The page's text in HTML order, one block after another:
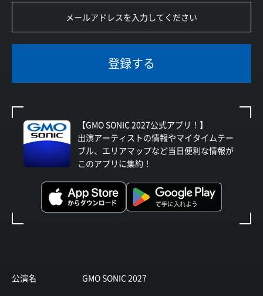
公演名 GMO SONIC 2027
登録する
【GMO SONIC 2027公式アプリ！】
出演アーティストの情報やマイタイムテー
ブル、エリアマップなど当日便利な情報が
このアプリに集約！